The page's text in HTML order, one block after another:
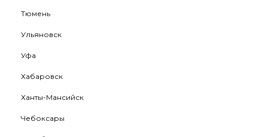
Тюмень
Ульяновск
Уфа
Хабаровск
Ханты-Мансийск
Чебоксары